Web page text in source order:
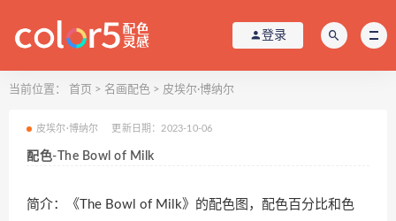
登录
当前位置： 首页 > 名画配色 > 皮埃尔·博纳尔
皮埃尔·博纳尔 更新日期：2023-10-06
配色-The Bowl of Milk
简介：《The Bowl of Milk》的配色图，配色百分比和色